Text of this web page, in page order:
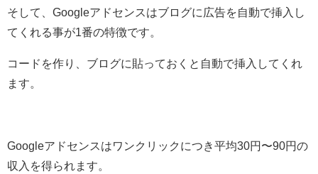
そして、Googleアドセンスはブログに広告を自動で挿入し
てくれる事が1番の特徴です。
コードを作り、ブログに貼っておくと自動で挿入してくれ
ます。
Googleアドセンスはワンクリックにつき平均30円〜90円の
収入を得られます。